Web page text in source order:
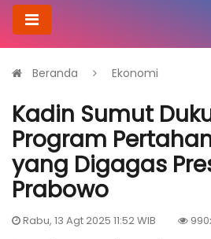
Beranda Ekonomi
Kadin Sumut
Program
yang Digagas
Prabowo
Rabu, 13 Agt 2025 11:52 WIB